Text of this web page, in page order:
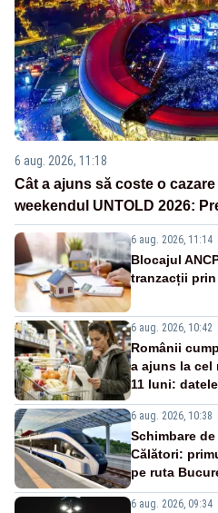
6 aug. 2026, 11:18
Cât a ajuns să coste o
weekendul UNTOLD 2026:
6 aug. 2026, 11:14
Blocajul
tranzacții
6 aug. 2026, 10:42
Românii
a ajuns la cel
11 luni:
6 aug. 2026, 10:38
Schimbare
Călători:
pe ruta
6 aug. 2026, 09:34